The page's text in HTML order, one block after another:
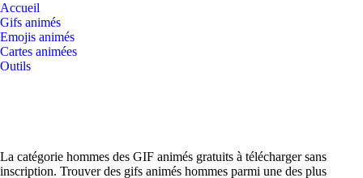
Accueil
Gifs animés
Emojis animés
Cartes animées
Outils
La catégorie hommes des GIF animés gratuits à télécharger sans
inscription. Trouver des gifs animés hommes parmi une des plus